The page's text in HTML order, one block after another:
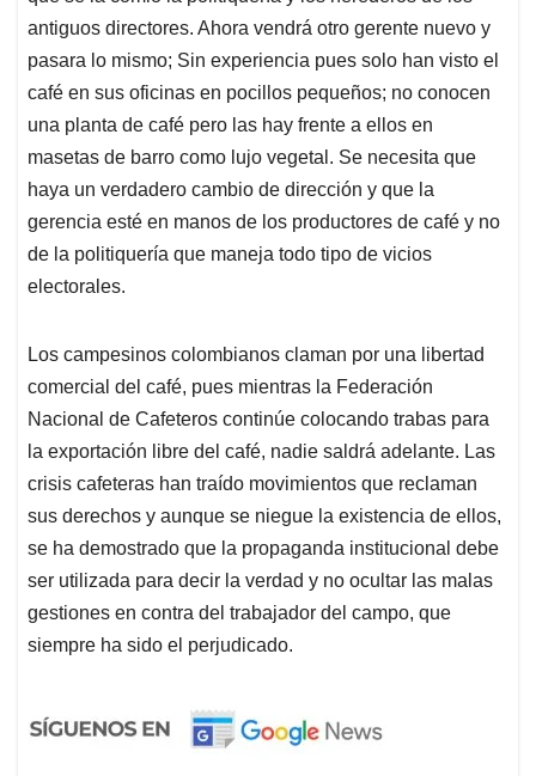
antiguos directores. Ahora vendrá otro gerente nuevo y
pasara lo mismo; Sin experiencia pues solo han visto el
café en sus oficinas en pocillos pequeños; no conocen
una planta de café pero las hay frente a ellos en
masetas de barro como lujo vegetal. Se necesita que
haya un verdadero cambio de dirección y que la
gerencia esté en manos de los productores de café y no
de la politiquería que maneja todo tipo de vicios
electorales.
Los campesinos colombianos claman por una libertad
comercial del café, pues mientras la Federación
Nacional de Cafeteros continúe colocando trabas para
la exportación libre del café, nadie saldrá adelante. Las
crisis cafeteras han traído movimientos que reclaman
sus derechos y aunque se niegue la existencia de ellos,
se ha demostrado que la propaganda institucional debe
ser utilizada para decir la verdad y no ocultar las malas
gestiones en contra del trabajador del campo, que
siempre ha sido el perjudicado.